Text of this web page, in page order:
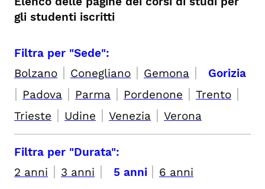
gli studenti iscritti
Filtra per "Sede":
Bolzano | Conegliano | Gemona | Gorizia
| Padova | Parma | Pordenone | Trento |
Trieste | Udine | Venezia | Verona
Filtra per "Durata":
2 anni | 3 anni | 5 anni | 6 anni